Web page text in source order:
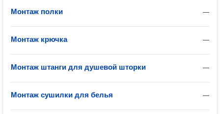
—
Монтаж полки
—
Монтаж крючка
—
Монтаж штанги для душевой шторки
—
Монтаж сушилки для белья